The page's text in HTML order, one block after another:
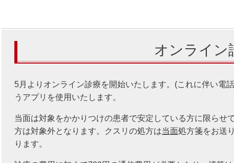
オンライン
5月よりオンライン診療を開始いたします。(これに伴い電
うアプリを使用いたします。
当面は対象をかかりつけの患者で安定している方に限らせ
方は対象外となります。クスリの処方は当面処方箋をお送
ります。